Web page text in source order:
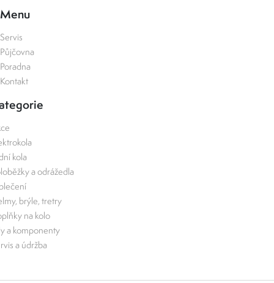
Menu
Servis
Půjčovna
Poradna
Kontakt
kola
a odrážedla
brýle, tretry
na kolo
a komponenty
a údržba